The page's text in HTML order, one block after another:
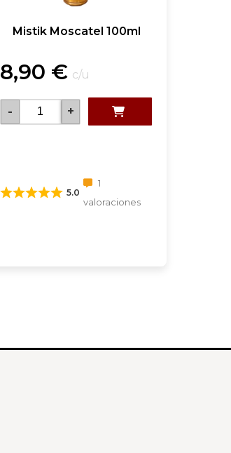
Mistik Moscatel 100ml
8,90 € c/u
- +
5.0
1
valoraciones